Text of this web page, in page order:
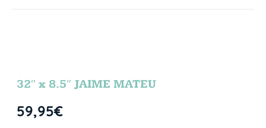
32″ x 8.5″ JAIME MATEU
59,95€